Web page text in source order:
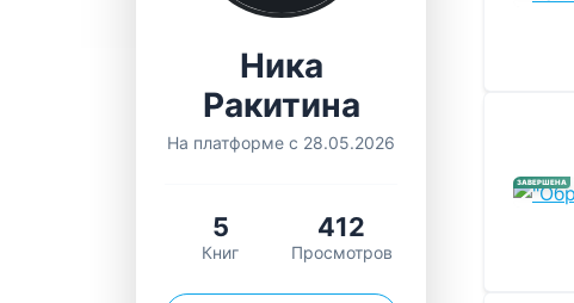
Ника
Ракитина
На платформе с 28.05.2026
5
Книг
412
Просмотров
ЗАВЕРШЕНА